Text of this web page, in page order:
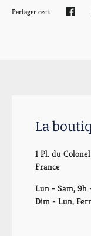
Partager ceci:
La
1 Pl. du
France
Lun - Sam, 9h
Dim - Lun,